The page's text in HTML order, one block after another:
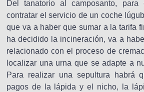
Del tanatorio al camposanto,
contratar el servicio de un coche
que va a haber que sumar a la tarifa
ha decidido la incineración, va a
relacionado con el proceso de
localizar una urna que se adapte a
Para realizar una sepultura habrá
pagos de la lápida y el nicho, la